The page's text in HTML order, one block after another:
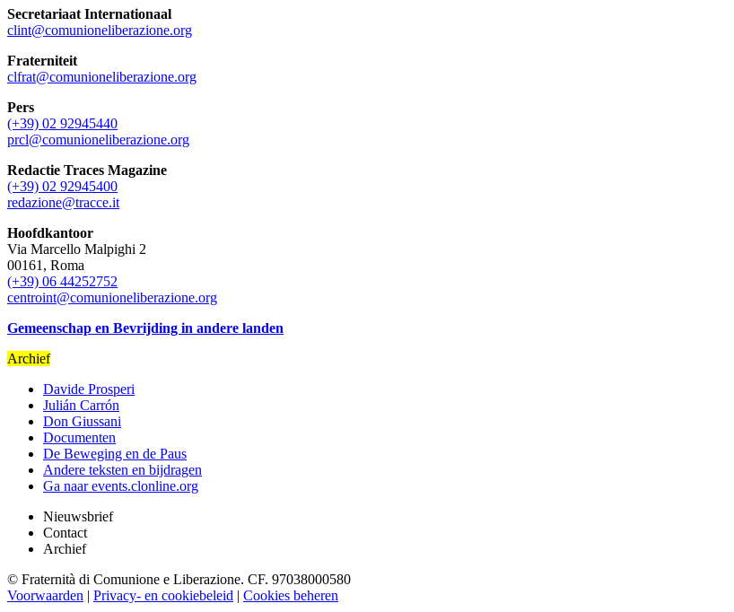
Secretariaat Internationaal
clint@comunioneliberazione.org
Fraterniteit
clfrat@comunioneliberazione.org
Pers
(+39) 02 92945440
prcl@comunioneliberazione.org
Redactie Traces Magazine
(+39) 02 92945400
redazione@tracce.it
Hoofdkantoor
Via Marcello Malpighi 2
00161, Roma
(+39) 06 44252752
centroint@comunioneliberazione.org
Gemeenschap en Bevrijding in andere landen
Archief
Davide Prosperi
Julián Carrón
Don Giussani
Documenten
De Beweging en de Paus
Andere teksten en bijdragen
Ga naar events.clonline.org
Nieuwsbrief
Contact
Archief
© Fraternità di Comunione e Liberazione. CF. 97038000580
Voorwaarden | Privacy- en cookiebeleid | Cookies beheren